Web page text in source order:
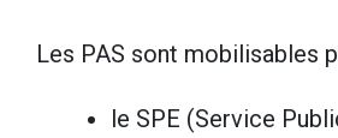
Les PAS sont mobilisables
le SPE (Service